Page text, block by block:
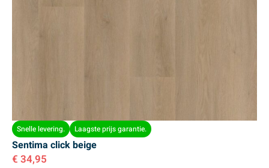
Snelle levering. Laagste prijs garantie.
Sentima click beige
€ 34,95